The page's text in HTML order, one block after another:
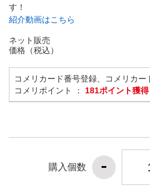
す！
紹介動画はこちら
ネット販売
価格（税込）
コメリカード番号登録、コメリカー
コメリポイント ： 181ポイント獲得
購入個数